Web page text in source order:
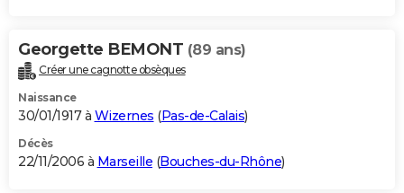
Georgette BEMONT (89 ans)
Créer une cagnotte obsèques
Naissance
30/01/1917 à Wizernes (Pas-de-Calais)
Décès
22/11/2006 à Marseille (Bouches-du-Rhône)